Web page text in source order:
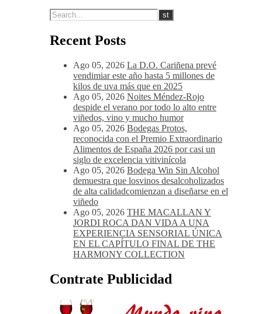
Recent Posts
Ago 05, 2026 La D.O. Cariñena prevé
vendimiar este año hasta 5 millones de
kilos de uva más que en 2025
Ago 05, 2026 Noites Méndez-Rojo
despide el verano por todo lo alto entre
viñedos, vino y mucho humor
Ago 05, 2026 Bodegas Protos,
reconocida con el Premio Extraordinario
Alimentos de España 2026 por casi un
siglo de excelencia vitivinícola
Ago 05, 2026 Bodega Win Sin Alcohol
demuestra que losvinos desalcoholizados
de alta calidadcomienzan a diseñarse en el
viñedo
Ago 05, 2026 THE MACALLAN Y
JORDI ROCA DAN VIDA A UNA
EXPERIENCIA SENSORIAL ÚNICA
EN EL CAPÍTULO FINAL DE THE
HARMONY COLLECTION
Contrate Publicidad